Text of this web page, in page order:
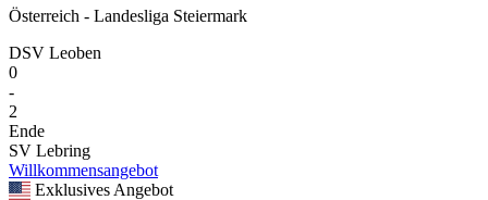
Österreich - Landesliga Steiermark
DSV Leoben
0
-
2
Ende
SV Lebring
Willkommensangebot
Exklusives Angebot